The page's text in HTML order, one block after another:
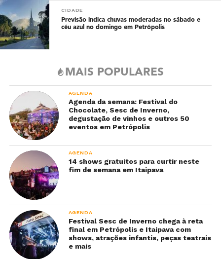
CIDADE
Previsão indica chuvas moderadas no sábado e
céu azul no domingo em Petrópolis
MAIS POPULARES
AGENDA
Agenda da semana: Festival do
Chocolate, Sesc de Inverno,
degustação de vinhos e outros 50
eventos em Petrópolis
AGENDA
14 shows gratuitos para curtir neste
fim de semana em Itaipava
AGENDA
Festival Sesc de Inverno chega à reta
final em Petrópolis e Itaipava com
shows, atrações infantis, peças teatrais
e mais